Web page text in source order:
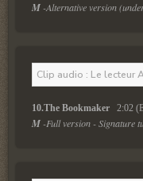
M -Alternative version
Clip audio : Le lecteur
10.The Bookmaker 2:02
M -Full version - Signature